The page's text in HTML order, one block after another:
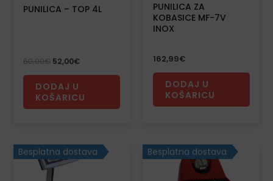
PUNILICA – TOP 4L
60,00€ 52,00€
DODAJ U
KOŠARICU
PUNILICA ZA
KOBASICE MF-7V
INOX
162,99€
DODAJ U
KOŠARICU
Besplatna dostava Besplatna dostava